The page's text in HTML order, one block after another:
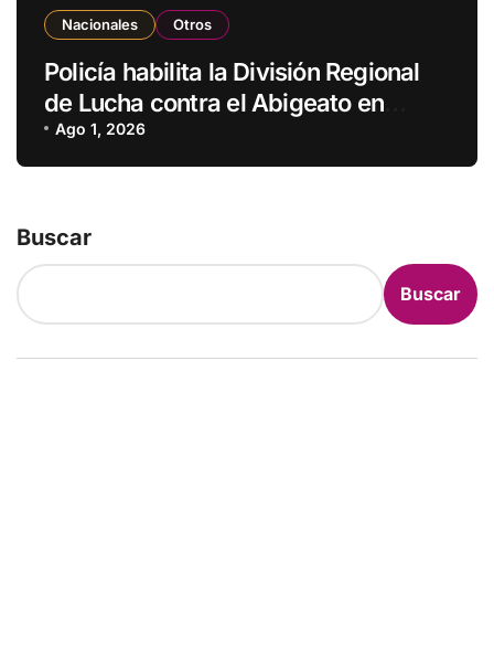
Nacionales Otros
Policía habilita la División Regional
de Lucha contra el Abigeato en
Amambay
Ago 1, 2026
Buscar
Buscar